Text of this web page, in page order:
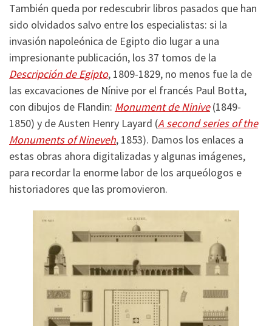
También queda por redescubrir libros pasados que han
sido olvidados salvo entre los especialistas: si la
invasión napoleónica de Egipto dio lugar a una
impresionante publicación, los 37 tomos de la
Descripción de Egipto, 1809-1829, no menos fue la de
las excavaciones de Nínive por el francés Paul Botta,
con dibujos de Flandin: Monument de Ninive(1849-
1850) y de Austen Henry Layard (A second series of the
Monuments of Nineveh, 1853). Damos los enlaces a
estas obras ahora digitalizadas y algunas imágenes,
para recordar la enorme labor de los arqueólogos e
historiadores que las promovieron.